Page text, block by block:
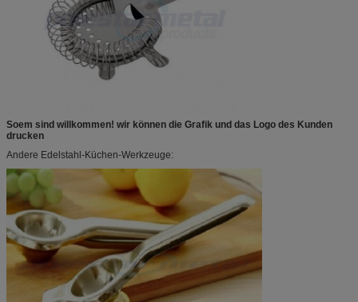
Soem sind willkommen! wir können die Grafik und das Logo des Kunden
drucken
Andere Edelstahl-Küchen-Werkzeuge: